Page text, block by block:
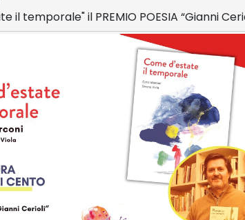
il temporale" il PREMIO POESIA “Gianni